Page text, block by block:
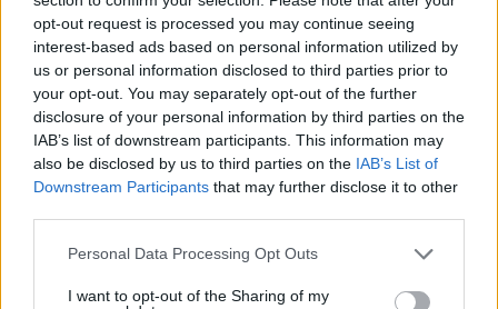
opt-out request is processed you may continue seeing
interest-based ads based on personal information utilized by
us or personal information disclosed to third parties prior to
your opt-out. You may separately opt-out of the further
disclosure of your personal information by third parties on the
IAB’s list of downstream participants. This information may
also be disclosed by us to third parties on the IAB’s List of
Downstream Participants that may further disclose it to other
Please note that this website/app uses one or more Google
not limited to your visit or usage behaviour. You may click to
Personal Data Processing Opt Outs
I want to opt-out of the Sharing of my